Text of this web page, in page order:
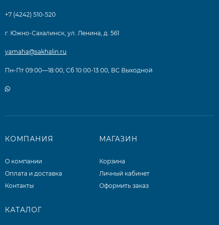
+7 (4242) 510-520
г. Южно-Сахалинск, ул. Ленина, д. 561
yamaha@sakhalin.ru
Пн-Пт 09:00—18:00, Сб 10:00-13:00, ВС Выходной
КОМПАНИЯ
О компании
Оплата и доставка
Контакты
МАГАЗИН
Корзина
Личный кабинет
Оформить заказ
КАТАЛОГ